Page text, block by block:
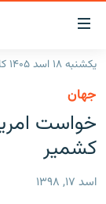
لینک‌های
قابل
دسترسی
متن
اصلی
بازگشت
به
منوی
گزارش‌ها
افغانستانخبرها
یکشنبه ۱۸ اسد ۱۴۰۵ کابل ۰۳:۴۳
جهان
خواست
کشمیر
اسد ۱۷, ۱۳۹۸